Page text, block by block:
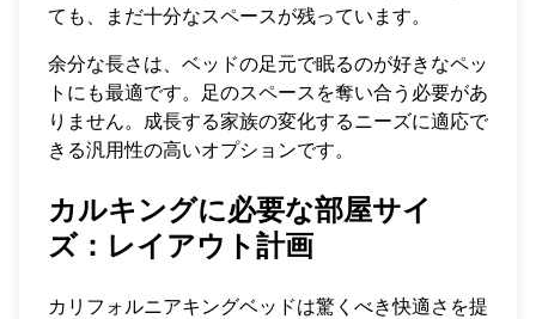
ても、まだ十分なスペースが残っています。
余分な長さは、ベッドの足元で眠るのが好きなペッ
トにも最適です。足のスペースを奪い合う必要があ
りません。成長する家族の変化するニーズに適応で
きる汎用性の高いオプションです。
カルキングに必要な部屋サイ
ズ：レイアウト計画
カリフォルニアキングベッドは驚くべき快適さを提